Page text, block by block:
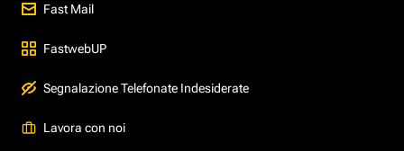
Fast Mail
FastwebUP
Segnalazione Telefonate Indesiderate
Lavora con noi